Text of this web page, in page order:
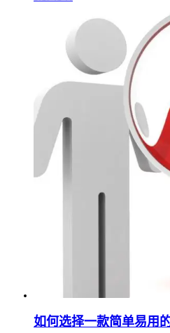
如何选择一款简单易用